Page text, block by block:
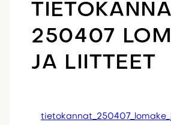
250407
JA LIITTEET